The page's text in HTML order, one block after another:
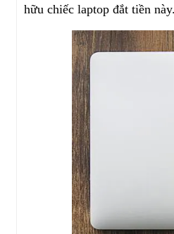
hữu chiếc laptop đắt tiền này.